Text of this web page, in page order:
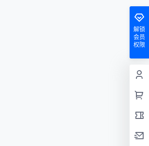
解锁
会员
权限